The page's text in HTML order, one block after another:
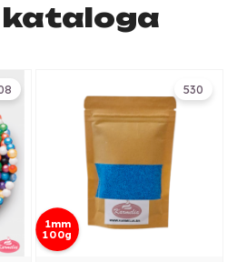
kataloga
530
1mm
100g